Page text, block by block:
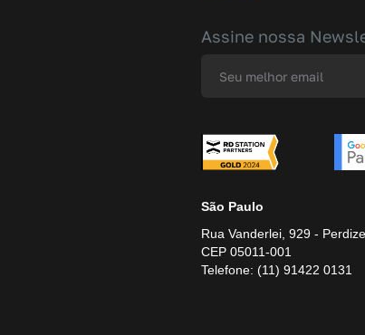
Assine nossa
São Paulo
Rua Vanderlei, 929 -
CEP 05011-001
Telefone: (11) 91422 0131